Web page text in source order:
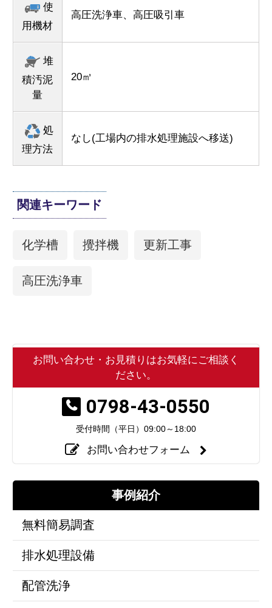
使
用機材
高圧洗浄車、高圧吸引車
堆
積汚泥
量
20㎥
処
理方法
なし(工場内の排水処理施設へ移送)
関連キーワード
化学槽 攪拌機 更新工事
高圧洗浄車
お問い合わせ・お見積りはお気軽にご相談く
ださい。
0798-43-0550
受付時間（平日） 09:00～18:00
お問い合わせフォーム
事例紹介
無料簡易調査
排水処理設備
配管洗浄